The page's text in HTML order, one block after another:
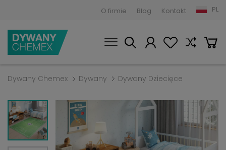
O firmie Blog Kontakt PL
Dywany Chemex Dywany Dywany Dziecięce